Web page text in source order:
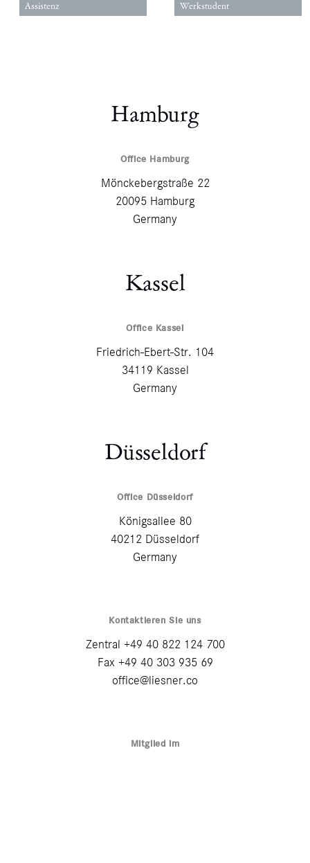
Assistenz Werkstudent
Hamburg
Office Hamburg
Mönckebergstraße 22
20095 Hamburg
Germany
Kassel
Office Kassel
Friedrich-Ebert-Str. 104
34119 Kassel
Germany
Düsseldorf
Office Düsseldorf
Königsallee 80
40212 Düsseldorf
Germany
Kontaktieren Sie uns
Zentral +49 40 822 124 700
Fax +49 40 303 935 69
office@liesner.co
Mitglied im